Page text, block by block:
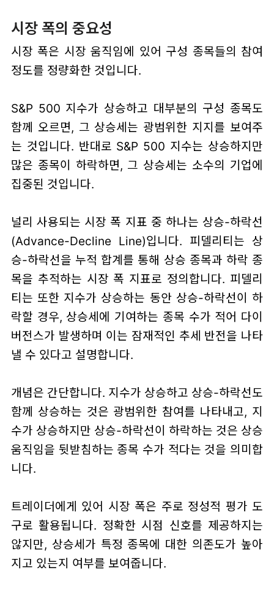
시장 폭의 중요성
시장 폭은 시장 움직임에 있어 구성 종목들의 참여
정도를 정량화한 것입니다.
S&P 500 지수가 상승하고 대부분의 구성 종목도
함께 오르면, 그 상승세는 광범위한 지지를 보여주
는 것입니다. 반대로 S&P 500 지수는 상승하지만
많은 종목이 하락하면, 그 상승세는 소수의 기업에
집중된 것입니다.
널리 사용되는 시장 폭 지표 중 하나는 상승-하락선
(Advance-Decline Line)입니다. 피델리티는 상
승-하락선을 누적 합계를 통해 상승 종목과 하락 종
목을 추적하는 시장 폭 지표로 정의합니다. 피델리
티는 또한 지수가 상승하는 동안 상승-하락선이 하
락할 경우, 상승세에 기여하는 종목 수가 적어 다이
버전스가 발생하며 이는 잠재적인 추세 반전을 나타
낼 수 있다고 설명합니다.
개념은 간단합니다. 지수가 상승하고 상승-하락선도
함께 상승하는 것은 광범위한 참여를 나타내고, 지
수가 상승하지만 상승-하락선이 하락하는 것은 상승
움직임을 뒷받침하는 종목 수가 적다는 것을 의미합
니다.
트레이더에게 있어 시장 폭은 주로 정성적 평가 도
구로 활용됩니다. 정확한 시점 신호를 제공하지는
않지만, 상승세가 특정 종목에 대한 의존도가 높아
지고 있는지 여부를 보여줍니다.